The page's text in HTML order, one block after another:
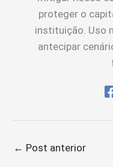
proteger o
instituição. Uso
antecipar
← Post anterior